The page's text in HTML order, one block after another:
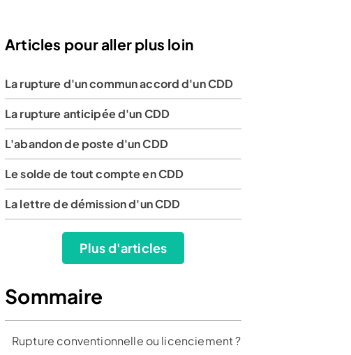
Articles pour aller plus loin
La rupture d'un commun accord d'un CDD
La rupture anticipée d'un CDD
L'abandon de poste d'un CDD
Le solde de tout compte en CDD
La lettre de démission d'un CDD
Plus d'articles
Sommaire
Rupture conventionnelle ou licenciement ?